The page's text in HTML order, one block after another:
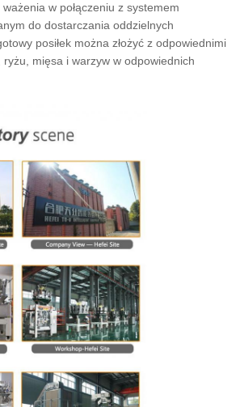
w połączeniu z systemem
do dostarczania oddzielnych
posiłek można złożyć z odpowiednimi
ryżu, mięsa i warzyw w odpowiednich